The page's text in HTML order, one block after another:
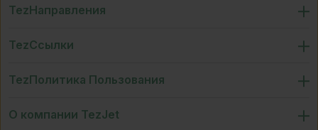
TezНаправления
TezСсылки
TezПолитика Пользования
О компании TezJet